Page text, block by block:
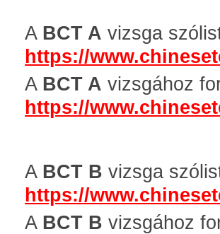
A BCT A vizsga
https://
A BCT A vizsgához
https://
A BCT B vizsga
https://
A BCT B vizsgához